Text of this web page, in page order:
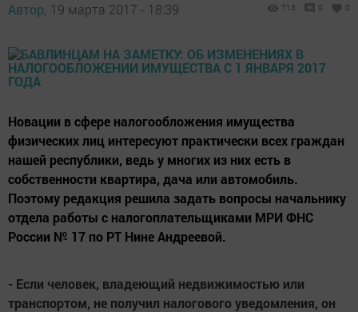
Автор, 19 марта 2017 - 18:39 713 0 0
Новации в сфере налогообложения имущества
физических лиц интересуют практически всех граждан
нашей республики, ведь у многих из них есть в
собственности квартира, дача или автомобиль.
Поэтому редакция решила задать вопросы начальнику
отдела работы с налогоплательщиками МРИ ФНС
России № 17 по РТ Нине Андреевой.
- Если человек, владеющий недвижимостью или
транспортом, не получил налогового уведомления, он